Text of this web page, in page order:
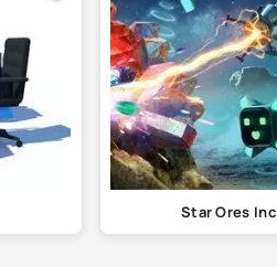
Star Ores Inc